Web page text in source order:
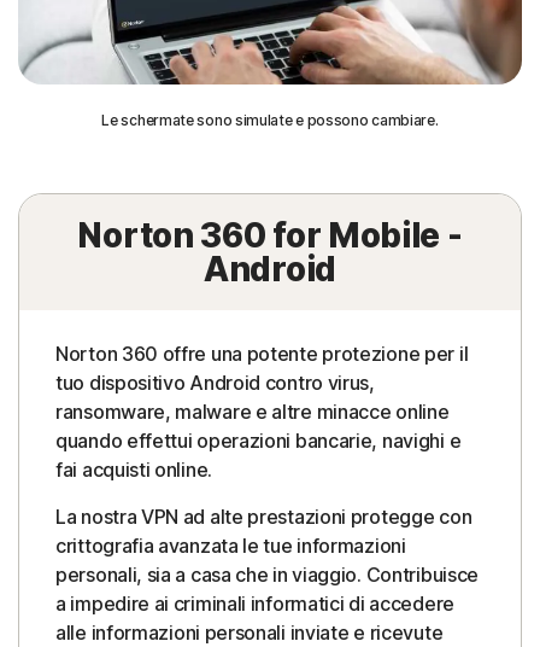
Le schermate sono simulate e possono cambiare.
Norton 360 for Mobile -
Android
Norton 360 offre una potente protezione per il
tuo dispositivo Android contro virus,
ransomware, malware e altre minacce online
quando effettui operazioni bancarie, navighi e
fai acquisti online.
La nostra VPN ad alte prestazioni protegge con
crittografia avanzata le tue informazioni
personali, sia a casa che in viaggio. Contribuisce
a impedire ai criminali informatici di accedere
alle informazioni personali inviate e ricevute